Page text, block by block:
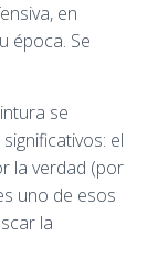
en
época. Se
se
el
la verdad (por
uno de esos
la